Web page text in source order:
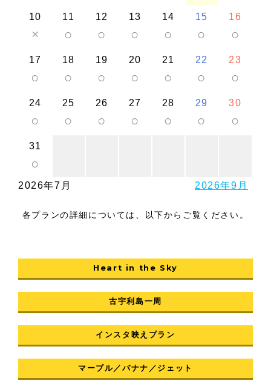
10
×
11
○
12
○
13
○
14
○
15
○
16
○
17
○
18
○
19
○
20
○
21
○
22
○
23
○
24
○
25
○
26
○
27
○
28
○
29
○
30
○
31
○
2026年7月 2026年9月
各プランの詳細については、以下からご覧ください。
Heart in the Sky
古宇利島一周
インスタ映えプラン
マーブル／バナナ／ジェット